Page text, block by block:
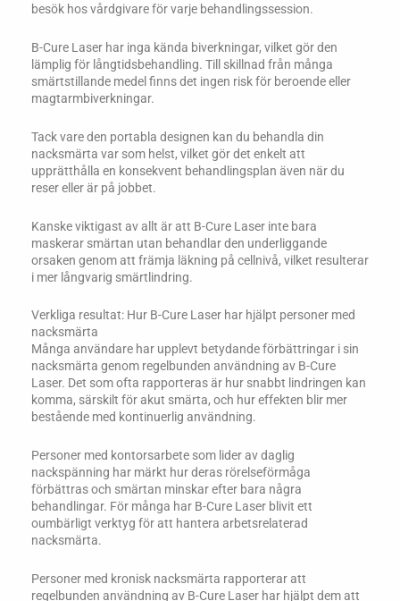
besök hos vårdgivare för varje behandlingssession.
B-Cure Laser har inga kända biverkningar, vilket gör den
lämplig för långtidsbehandling. Till skillnad från många
smärtstillande medel finns det ingen risk för beroende eller
magtarmbiverkningar.
Tack vare den portabla designen kan du behandla din
nacksmärta var som helst, vilket gör det enkelt att
upprätthålla en konsekvent behandlingsplan även när du
reser eller är på jobbet.
Kanske viktigast av allt är att B-Cure Laser inte bara
maskerar smärtan utan behandlar den underliggande
orsaken genom att främja läkning på cellnivå, vilket resulterar
i mer långvarig smärtlindring.
Verkliga resultat: Hur B-Cure Laser har hjälpt personer med
nacksmärta
Många användare har upplevt betydande förbättringar i sin
nacksmärta genom regelbunden användning av B-Cure
Laser. Det som ofta rapporteras är hur snabbt lindringen kan
komma, särskilt för akut smärta, och hur effekten blir mer
bestående med kontinuerlig användning.
Personer med kontorsarbete som lider av daglig
nackspänning har märkt hur deras rörelseförmåga
förbättras och smärtan minskar efter bara några
behandlingar. För många har B-Cure Laser blivit ett
oumbärligt verktyg för att hantera arbetsrelaterad
nacksmärta.
Personer med kronisk nacksmärta rapporterar att
regelbunden användning av B-Cure Laser har hjälpt dem att